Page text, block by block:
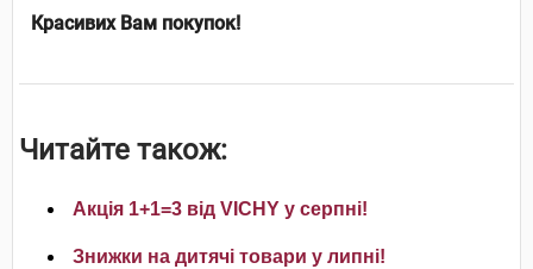
Красивих Вам покупок!
Читайте також:
Акція 1+1=3 від VICHY у серпні!
Знижки на дитячі товари у липні!